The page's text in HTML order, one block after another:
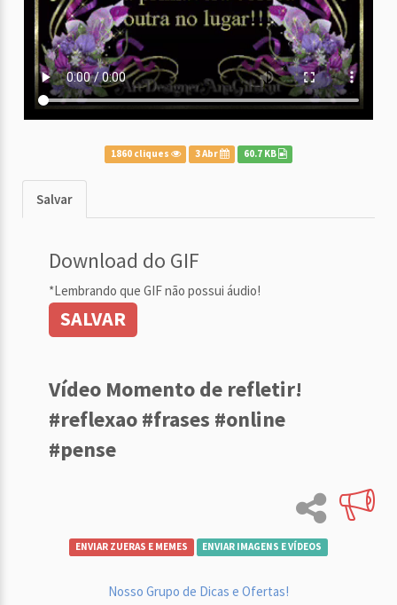
1860 cliques 3 Abr 60.7 KB
Salvar
Download do GIF
*Lembrando que GIF não possui áudio!
SALVAR
Vídeo Momento de refletir!
#reflexao #frases #online
#pense
ENVIAR ZUERAS E MEMES ENVIAR IMAGENS E VÍDEOS
Nosso Grupo de Dicas e Ofertas!